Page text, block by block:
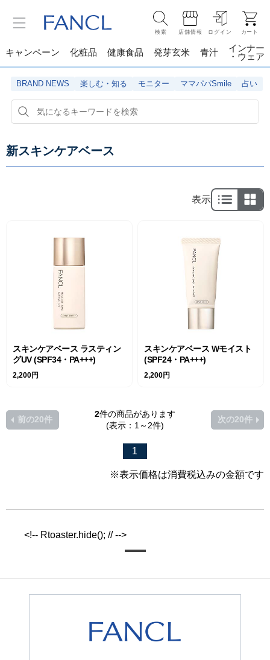
検索 店舗情報 ログイン カート
キャンペーン 化粧品 健康食品 発芽玄米 青汁
インナー
・ウェア
BRAND NEWS 楽しむ・知る モニター ママパパSmile 占い
新スキンケアベース
表示
スキンケアベース ラスティン
グUV (SPF34・PA+++)
2,200円
スキンケアベース Wモイスト
(SPF24・PA+++)
2,200円
2件の商品があります
(表示：1～2件)
前の20件
1
次の20件
※表示価格は消費税込みの金額です